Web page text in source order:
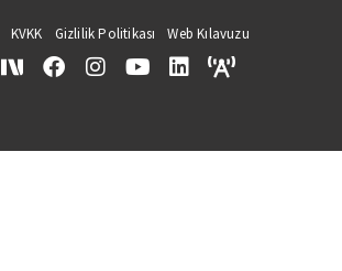
KVKK Gizlilik Politikası Web Kılavuzu